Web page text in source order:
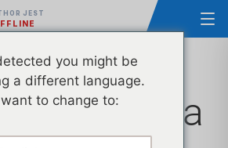
JEST
ogłasza
you might be
a different language.
to change to: